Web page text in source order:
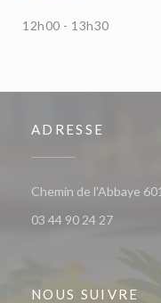
12h00 - 13h30
ADRESSE
Chemin de l'Abbaye
03 44 90 24 27
NOUS SUIVRE